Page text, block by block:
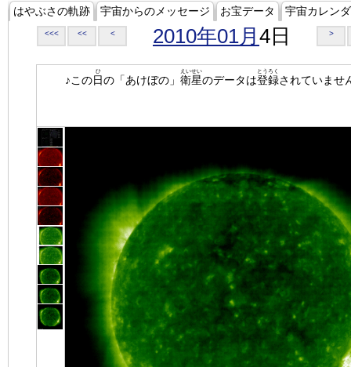
はやぶさの軌跡 宇宙からのメッセージ お宝データ 宇宙カレン
<<< << < 2010年01月 4日 >
♪この日
ひ
の「あけぼの」 衛星
えいせい
のデータは登録
とうろく
されていませ